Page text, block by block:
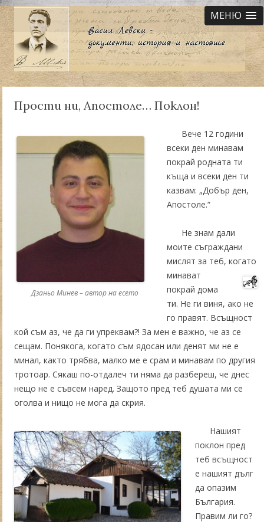
МЕНЮ
Прости ни, Апостоле… Поклон!
Дзаньо Минев – автор на есето
Вече 12 години
всеки ден минавам
покрай родната ти
къща и всеки ден ти
казвам: „Добър ден,
Апостоле.“
Не знам дали
моите съграждани
мислят за теб, когато
минават
покрай дома
ти. Не ги виня, ако не
го правят. Всъщност
кой съм аз, че да ги упреквам?! За мен е важно, че аз се
сещам. Понякога, когато съм ядосан или денят ми не е
минал, както трябва, малко ме е срам и минавам по другия
тротоар. Сякаш по-отдалеч ти няма да разбереш, че днес
нещо не е съвсем наред. Защото пред теб душата ми се
оголва и нищо не мога да скрия.
Нашият
поклон пред
теб всъщност
е нашият дълг
да опазим
България.
Правим ли го?